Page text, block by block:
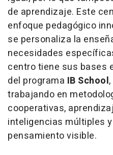
de aprendizaje. Este
enfoque pedagógico
se personaliza la
necesidades
centro tiene sus bases
del programa IB School
trabajando en
cooperativas,
inteligencias múltiples
pensamiento visible.